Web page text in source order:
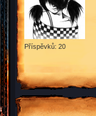
Příspěvků: 20